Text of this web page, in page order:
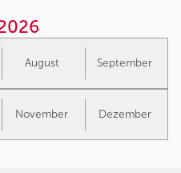
August September
November Dezember